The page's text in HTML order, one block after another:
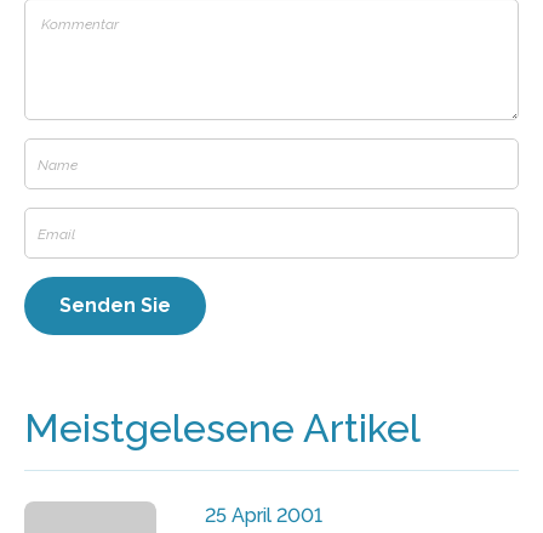
Meistgelesene Artikel
25 April 2001